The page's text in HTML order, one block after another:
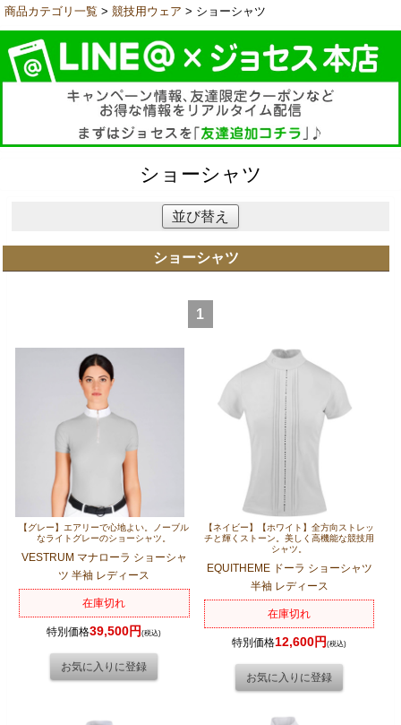
商品カテゴリ一覧 > 競技用ウェア > ショーシャツ
ショーシャツ
並び替え
ショーシャツ
1
【グレー】エアリーで心地よい。ノーブル
なライトグレーのショーシャツ。
VESTRUM マナローラ ショーシャ
ツ 半袖 レディース
在庫切れ
特別価格39,500円(税込)
【ネイビー】【ホワイト】全方向ストレッ
チと輝くストーン。美しく高機能な競技用
シャツ。
EQUITHEME ドーラ ショーシャツ
半袖 レディース
在庫切れ
特別価格12,600円(税込)